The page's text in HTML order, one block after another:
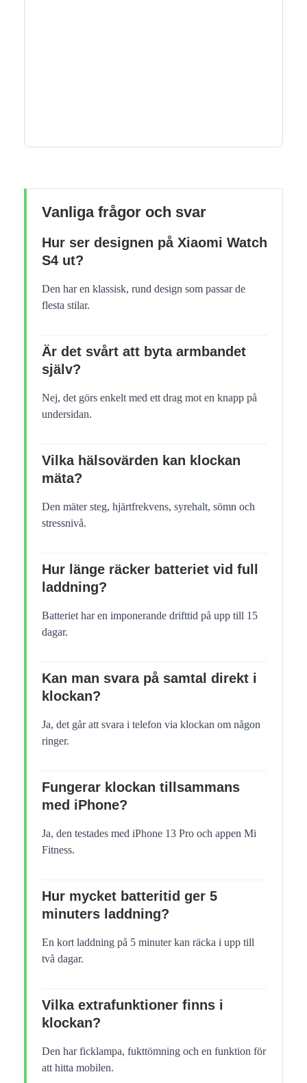
Vanliga frågor och svar
Hur ser designen på Xiaomi Watch
S4 ut?
Den har en klassisk, rund design som passar de
flesta stilar.
Är det svårt att byta armbandet
själv?
Nej, det görs enkelt med ett drag mot en knapp på
undersidan.
Vilka hälsovärden kan klockan
mäta?
Den mäter steg, hjärtfrekvens, syrehalt, sömn och
stressnivå.
Hur länge räcker batteriet vid full
laddning?
Batteriet har en imponerande drifttid på upp till 15
dagar.
Kan man svara på samtal direkt i
klockan?
Ja, det går att svara i telefon via klockan om någon
ringer.
Fungerar klockan tillsammans
med iPhone?
Ja, den testades med iPhone 13 Pro och appen Mi
Fitness.
Hur mycket batteritid ger 5
minuters laddning?
En kort laddning på 5 minuter kan räcka i upp till
två dagar.
Vilka extrafunktioner finns i
klockan?
Den har ficklampa, fukttömning och en funktion för
att hitta mobilen.